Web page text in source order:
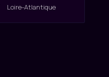
Loire-Atlantique